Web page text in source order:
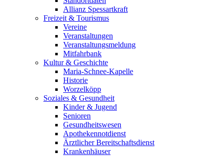
Allianz Spessartkraft
Freizeit & Tourismus
Vereine
Veranstaltungen
Veranstaltungsmeldung
Mitfahrbank
Kultur & Geschichte
Maria-Schnee-Kapelle
Historie
Worzelköpp
Soziales & Gesundheit
Kinder & Jugend
Senioren
Gesundheitswesen
Apothekennotdienst
Ärztlicher Bereitschaftsdienst
Krankenhäuser